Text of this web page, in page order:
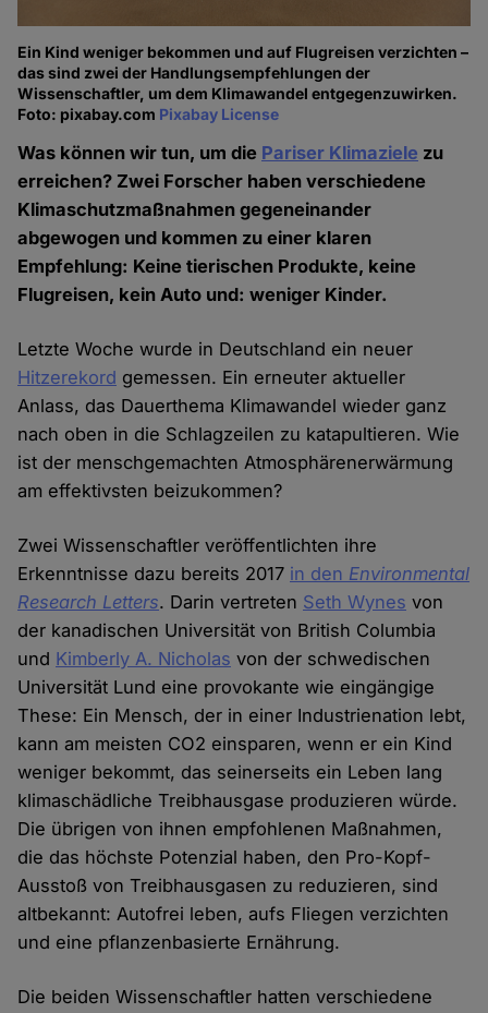
Ein Kind weniger bekommen und auf Flugreisen verzichten –
das sind zwei der Handlungsempfehlungen der
Wissenschaftler, um dem Klimawandel entgegenzuwirken.
Foto: pixabay.com Pixabay License
Was können wir tun, um die Pariser Klimaziele zu
erreichen? Zwei Forscher haben verschiedene
Klimaschutzmaßnahmen gegeneinander
abgewogen und kommen zu einer klaren
Empfehlung: Keine tierischen Produkte, keine
Flugreisen, kein Auto und: weniger Kinder.
Letzte Woche wurde in Deutschland ein neuer
Hitzerekord gemessen. Ein erneuter aktueller
Anlass, das Dauerthema Klimawandel wieder ganz
nach oben in die Schlagzeilen zu katapultieren. Wie
ist der menschgemachten Atmosphärenerwärmung
am effektivsten beizukommen?
Zwei Wissenschaftler veröffentlichten ihre
Erkenntnisse dazu bereits 2017 in den Environmental
Research Letters. Darin vertreten Seth Wynes von
der kanadischen Universität von British Columbia
und Kimberly A. Nicholas von der schwedischen
Universität Lund eine provokante wie eingängige
These: Ein Mensch, der in einer Industrienation lebt,
kann am meisten CO2 einsparen, wenn er ein Kind
weniger bekommt, das seinerseits ein Leben lang
klimaschädliche Treibhausgase produzieren würde.
Die übrigen von ihnen empfohlenen Maßnahmen,
die das höchste Potenzial haben, den Pro-Kopf-
Ausstoß von Treibhausgasen zu reduzieren, sind
altbekannt: Autofrei leben, aufs Fliegen verzichten
und eine pflanzenbasierte Ernährung.
Die beiden Wissenschaftler hatten verschiedene